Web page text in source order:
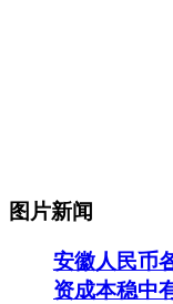
图片新闻
安徽人民币
资成本稳中